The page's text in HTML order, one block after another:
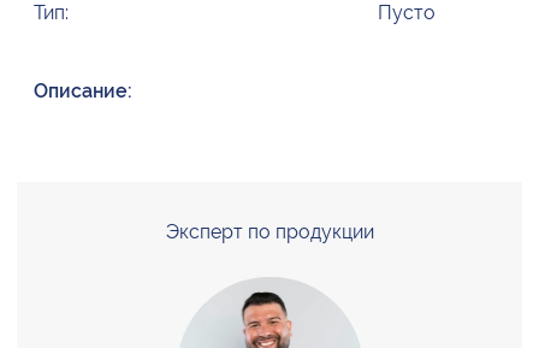
Тип: Пусто
Описание:
Эксперт по продукции